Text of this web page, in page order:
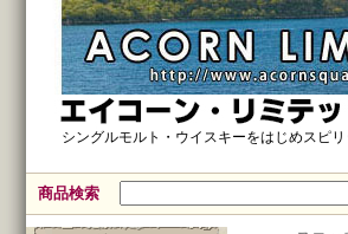
シングルモルト・ウイスキーをはじめスピ
商品検索